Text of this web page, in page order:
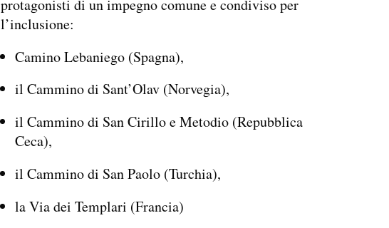
protagonisti di un impegno comune e condiviso per
l’inclusione:
Camino Lebaniego (Spagna),
il Cammino di Sant’Olav (Norvegia),
il Cammino di San Cirillo e Metodio (Repubblica
Ceca),
il Cammino di San Paolo (Turchia),
la Via dei Templari (Francia)